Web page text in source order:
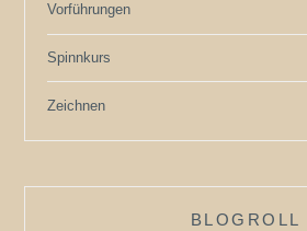
Vorführungen
Spinnkurs
Zeichnen
BLOGROLL